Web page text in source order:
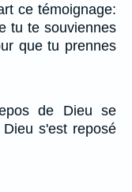
ce témoignage:
tu te souviennes
que tu prennes
de Dieu se
s'est reposé